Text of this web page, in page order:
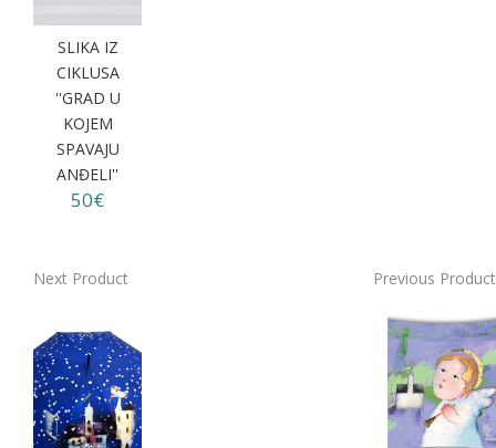
SLIKA IZ
CIKLUSA
''GRAD U
KOJEM
SPAVAJU
ANĐELI''
50€
Next Product Previous Product